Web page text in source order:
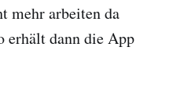
mehr arbeiten da
erhält dann die App